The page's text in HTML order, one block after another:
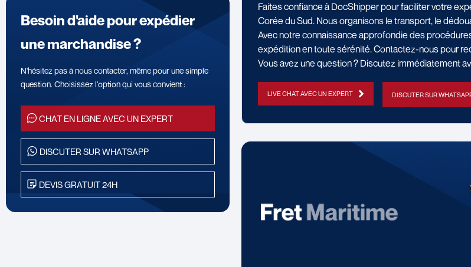
Besoin d'aide pour expédier
une marchandise ?
N'hésitez pas à nous contacter, même pour une simple
question. Choisissez l'option qui vous convient :
CHAT EN LIGNE AVEC UN EXPERT
DISCUTER SUR WHATSAPP
DEVIS GRATUIT 24H
Faites confiance à DocShipper pour faciliter votre
Corée du Sud. Nous organisons le transport, le
Avec notre connaissance approfondie des
expédition en toute sérénité. Contactez-nous pour
Vous avez une question ? Discutez immédiatement
LIVE CHAT AVEC UN EXPERT DISCUTER SUR